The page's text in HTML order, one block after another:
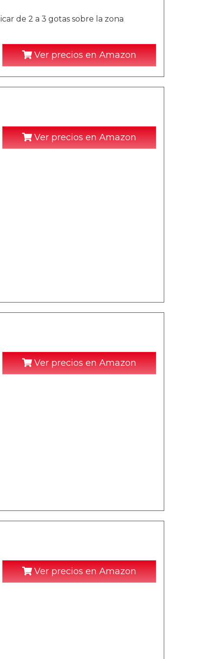
de 2 a 3 gotas sobre la zona
Ver precios en Amazon
Ver precios en Amazon
Ver precios en Amazon
Ver precios en Amazon